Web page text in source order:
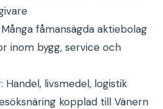
fåmansägda aktiebolag
inom bygg, service och
Handel, livsmedel, logistik
kopplad till Vänern